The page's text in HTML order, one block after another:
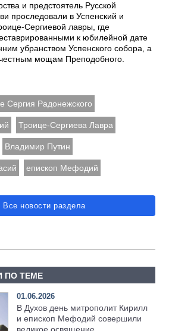
и предстоятель Русской
проследовали в Успенский и
Сергиевой лавры, где
к юбилейной дате
убранством Успенского собора, а
мощам Преподобного.
Сергия Радонежского
Троице-Сергиева Лавра
Владимир Путин
епископ Мефодий
Все новости раздела
ПО ТЕМЕ
01.06.2026
В Духов день митрополит Кирилл
и епископ Мефодий совершили